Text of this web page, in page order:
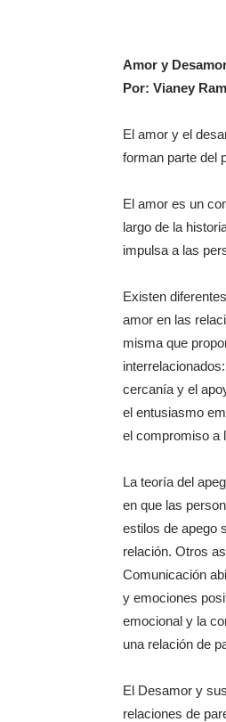
Amor y
Por: Vianey
El amor y el
forman parte del
El amor es un
largo de la
impulsa a las
Existen
amor en las
misma que
cercanía y el
el entusiasmo
el compromiso a
La teoría del
en que las
estilos de apego
relación. Otros
Comunicación
y emociones
emocional y la
una relación de
El Desamor y
relaciones de